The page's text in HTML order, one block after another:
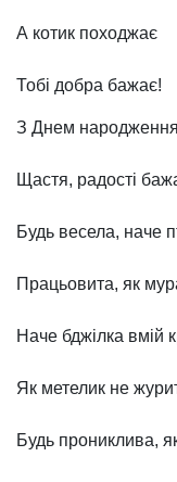
А котик походжає
Тобі добра бажає!
З Днем народження
Щастя, радості
Будь весела, наче
Працьовита, як
Наче бджілка вмій
Як метелик не
Будь прониклива,